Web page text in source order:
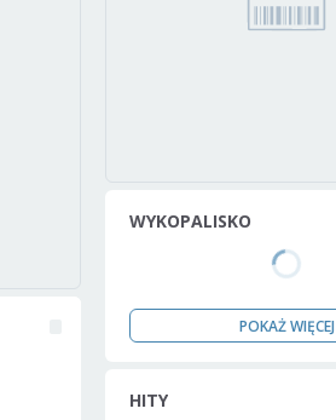
WYKOPALISKO
POKAŻ WIĘCEJ
HITY